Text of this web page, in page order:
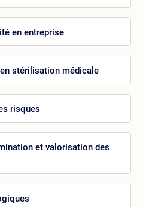
en entreprise
stérilisation médicale
risques
et valorisation des